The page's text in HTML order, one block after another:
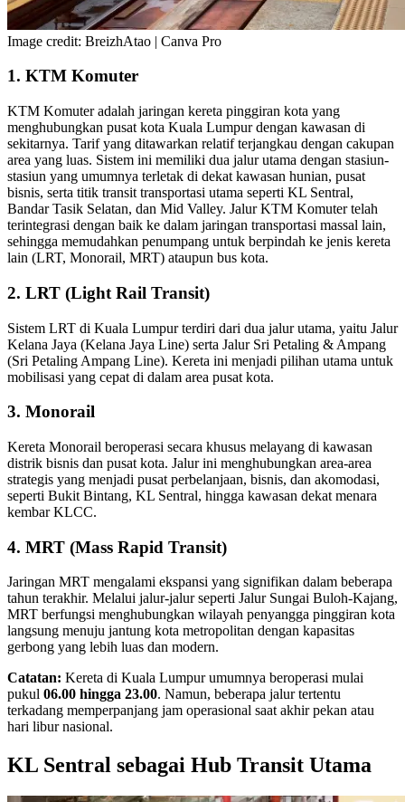
Image credit: BreizhAtao | Canva Pro
1. KTM Komuter
KTM Komuter adalah jaringan kereta pinggiran kota yang
menghubungkan pusat kota Kuala Lumpur dengan kawasan di
sekitarnya. Tarif yang ditawarkan relatif terjangkau dengan cakupan
area yang luas. Sistem ini memiliki dua jalur utama dengan stasiun-
stasiun yang umumnya terletak di dekat kawasan hunian, pusat
bisnis, serta titik transit transportasi utama seperti KL Sentral,
Bandar Tasik Selatan, dan Mid Valley. Jalur KTM Komuter telah
terintegrasi dengan baik ke dalam jaringan transportasi massal lain,
sehingga memudahkan penumpang untuk berpindah ke jenis kereta
lain (LRT, Monorail, MRT) ataupun bus kota.
2. LRT (Light Rail Transit)
Sistem LRT di Kuala Lumpur terdiri dari dua jalur utama, yaitu Jalur
Kelana Jaya (Kelana Jaya Line) serta Jalur Sri Petaling & Ampang
(Sri Petaling Ampang Line). Kereta ini menjadi pilihan utama untuk
mobilisasi yang cepat di dalam area pusat kota.
3. Monorail
Kereta Monorail beroperasi secara khusus melayang di kawasan
distrik bisnis dan pusat kota. Jalur ini menghubungkan area-area
strategis yang menjadi pusat perbelanjaan, bisnis, dan akomodasi,
seperti Bukit Bintang, KL Sentral, hingga kawasan dekat menara
kembar KLCC.
4. MRT (Mass Rapid Transit)
Jaringan MRT mengalami ekspansi yang signifikan dalam beberapa
tahun terakhir. Melalui jalur-jalur seperti Jalur Sungai Buloh-Kajang,
MRT berfungsi menghubungkan wilayah penyangga pinggiran kota
langsung menuju jantung kota metropolitan dengan kapasitas
gerbong yang lebih luas dan modern.
Catatan: Kereta di Kuala Lumpur umumnya beroperasi mulai
pukul 06.00 hingga 23.00. Namun, beberapa jalur tertentu
terkadang memperpanjang jam operasional saat akhir pekan atau
hari libur nasional.
KL Sentral sebagai Hub Transit Utama